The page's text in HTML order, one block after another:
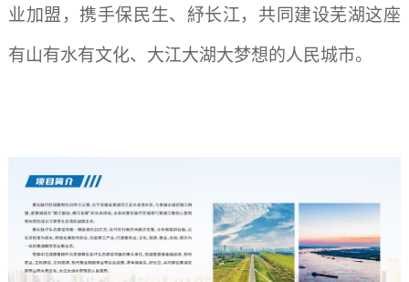
业加盟，携手保民生、紓长江，共同建设芜湖这座
有山有水有文化、大江大湖大梦想的人民城市。